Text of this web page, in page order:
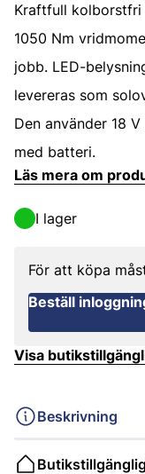
Kraftfull kolborstfri
1050 Nm
jobb. LED-
levereras som
Den använder 18
med batteri.
Läs mera om
I lager
För att köpa
Beställ
Visa
Beskrivning